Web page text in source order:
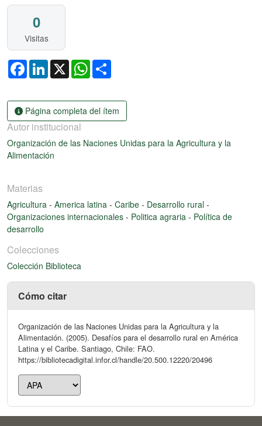
0
Visitas
FacebookLinkedIn
X WhatsApp
Página completa del ítem
Autor institucional
Organización de las Naciones Unidas para la Agricultura y la
Alimentación
Materias
Agricultura - America latina - Caribe - Desarrollo rural -
Organizaciones internacionales - Politica agraria - Política de
desarrollo
Colecciones
Colección Biblioteca
Cómo citar
Organización de las Naciones Unidas para la Agricultura y la
Alimentación. (2005). Desafíos para el desarrollo rural en América
Latina y el Caribe. Santiago, Chile: FAO.
https://bibliotecadigital.infor.cl/handle/20.500.12220/20496